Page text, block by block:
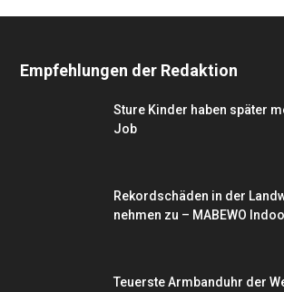
Empfehlungen der Redaktion
Sture Kinder haben später
Job
Rekordschäden in der
nehmen zu – MABEWO
Teuerste Armbanduhr der